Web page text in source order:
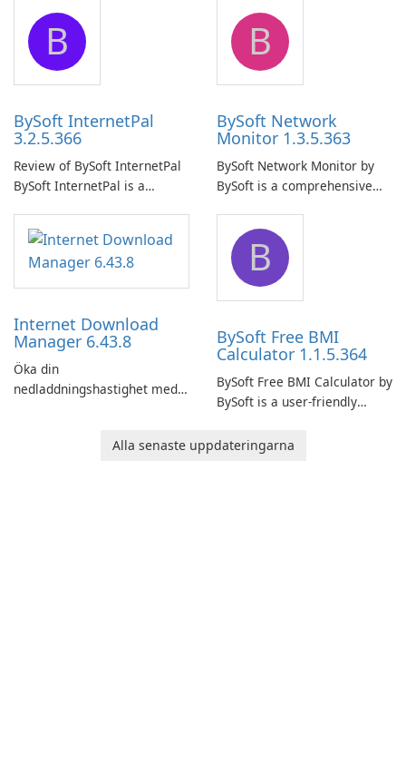
application designed to
ensure the continuous and
uninterrupted operation of
your computer system.
application that allows users
to easily browse and manage
shared folders on their
network.
B
BySoft InternetPal
3.2.5.366
Review of BySoft InternetPal
BySoft InternetPal is a
application designed to
monitor your internet
connection and provide real-
time insights into its
B
BySoft Network
Monitor 1.3.5.363
BySoft Network Monitor by
BySoft is a comprehensive
designed to help businesses
effectively manage their
network infrastructure.
Internet Download
Manager 6.43.8
Öka din
nedladdningshastighet med
B
BySoft Free BMI
Calculator 1.1.5.364
BySoft Free BMI Calculator by
BySoft is a user-friendly
designed to help you
Alla senaste uppdateringarna